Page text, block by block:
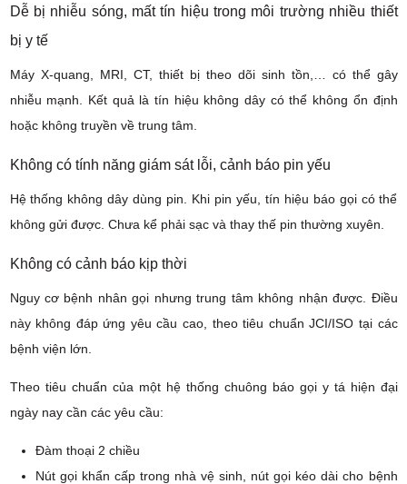
Dễ bị nhiễu sóng, mất tín hiệu trong môi trường nhiều thiết
bị y tế
Máy X-quang, MRI, CT, thiết bị theo dõi sinh tồn,… có thể gây
nhiễu mạnh. Kết quả là tín hiệu không dây có thể không ổn định
hoặc không truyền về trung tâm.
Không có tính năng giám sát lỗi, cảnh báo pin yếu
Hệ thống không dây dùng pin. Khi pin yếu, tín hiệu báo gọi có thể
không gửi được. Chưa kể phải sạc và thay thế pin thường xuyên.
Không có cảnh báo kịp thời
Nguy cơ bệnh nhân gọi nhưng trung tâm không nhận được. Điều
này không đáp ứng yêu cầu cao, theo tiêu chuẩn JCI/ISO tại các
bệnh viện lớn.
Theo tiêu chuẩn của một hệ thống chuông báo gọi y tá hiện đại
ngày nay cần các yêu cầu:
Đàm thoại 2 chiều
Nút gọi khẩn cấp trong nhà vệ sinh, nút gọi kéo dài cho bệnh